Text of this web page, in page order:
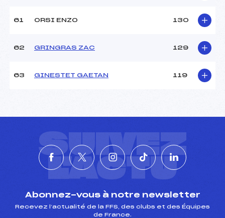
61 ORSI ENZO 130
62 GRINGRAS ZAC 129
63 GINESTET GAETAN 119
SUIVEZ
L'ACTU
Abonnez-vous à notre newsletter
Recevez l’actualité de la FFS, des clubs et des Équipes
de France.